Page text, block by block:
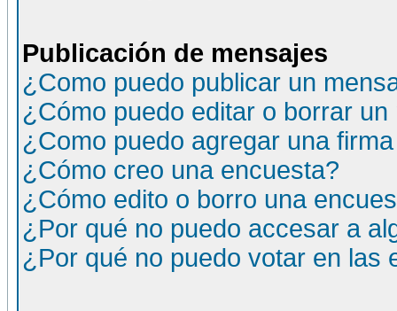
Publicación de mensajes
¿Como puedo publicar un
¿Cómo puedo editar o borrar un
¿Como puedo agregar una
¿Cómo creo una encuesta?
¿Cómo edito o borro una
¿Por qué no puedo accesar a
¿Por qué no puedo votar en las